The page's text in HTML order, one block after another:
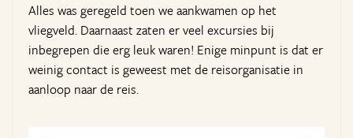
Alles was geregeld toen we aankwamen op het
vliegveld. Daarnaast zaten er veel excursies bij
inbegrepen die erg leuk waren! Enige minpunt is dat er
weinig contact is geweest met de reisorganisatie in
aanloop naar de reis.